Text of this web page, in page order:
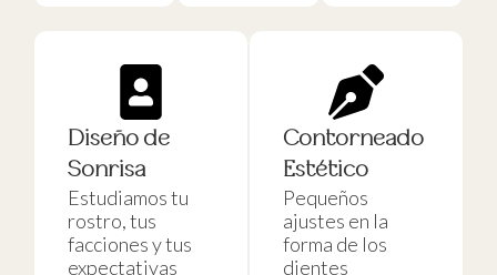
Diseño de
Sonrisa
Estudiamos tu
rostro, tus
facciones y tus
expectativas
Contorneado
Estético
Pequeños
ajustes en la
forma de los
dientes